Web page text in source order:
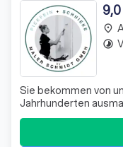
9,0
Sie bekommen von
Jahrhunderten
saubere Arbeit. Wir werden mit Farben, Putzen und
Spachtelmasse
place
timelapse